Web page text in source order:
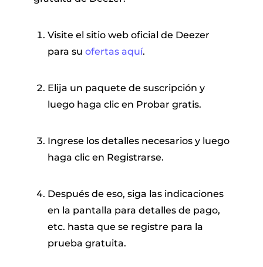
Visite el sitio web oficial de Deezer
para su ofertas aquí.
Elija un paquete de suscripción y
luego haga clic en Probar gratis.
Ingrese los detalles necesarios y luego
haga clic en Registrarse.
Después de eso, siga las indicaciones
en la pantalla para detalles de pago,
etc. hasta que se registre para la
prueba gratuita.